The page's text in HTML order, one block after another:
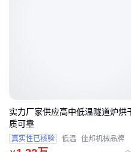
家居装饰：
展会赠品：可
办公用品：
选择时需注意场
好的竹纤维制品
实力厂家供应高中低温隧道炉烘
质可靠
真实性已核验 低温 佳邦机械品牌